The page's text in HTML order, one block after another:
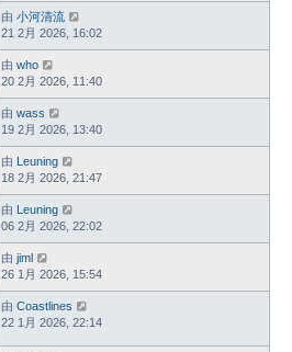
由 小河清流
21 2月 2026, 16:02
由 who
20 2月 2026, 11:40
由 wass
19 2月 2026, 13:40
由
Leuning
18 2月 2026, 21:47
由
Leuning
06 2月 2026, 22:02
由 jiml
26 1月 2026, 15:54
由 Coastlines
22 1月 2026, 22:14